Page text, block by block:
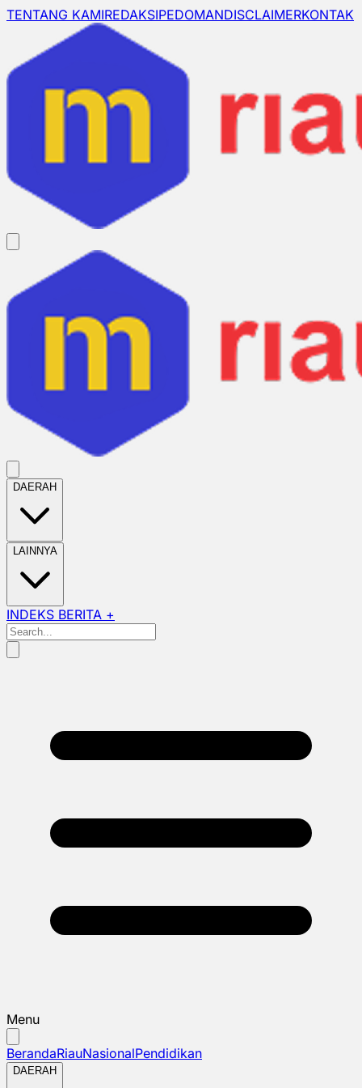
TENTANG KAMIREDAKSIPEDOMANDISCLAIMERKONTAK
DAERAH
LAINNYA
INDEKS BERITA +
Menu
BerandaRiauNasionalPendidikan
DAERAH